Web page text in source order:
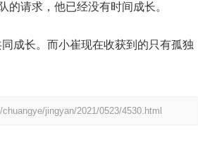
的请求，他已经没有时间成长。
成长。而小崔现在收获到的只有孤独
jingyan/2021/0523/4530.html